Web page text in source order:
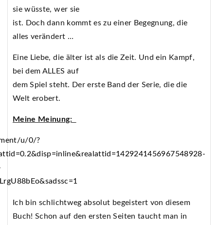
sie wüsste, wer sie
ist. Doch dann kommt es zu einer Begegnung, die
alles verändert …
Eine Liebe, die älter ist als die Zeit. Und ein Kampf,
bei dem ALLES auf
dem Spiel steht. Der erste Band der Serie, die die
Welt erobert.
Meine Meinung:
Ich bin schlichtweg absolut begeistert von diesem
Buch! Schon auf den ersten Seiten taucht man in